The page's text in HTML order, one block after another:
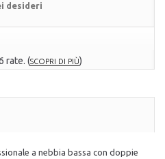
desideri
rate. (SCOPRI DI PIÙ)
a nebbia bassa con doppie